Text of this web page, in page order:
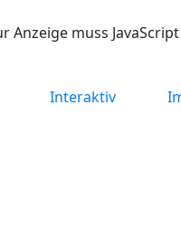
Anzeige muss
Interaktiv